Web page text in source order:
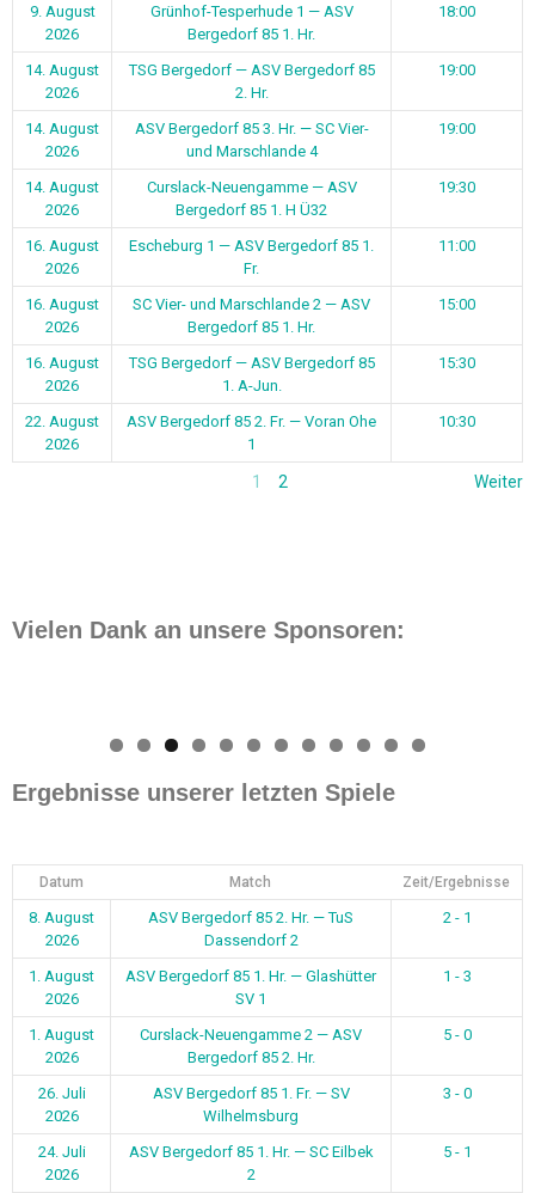
9. August
2026
Grünhof-Tesperhude 1 — ASV
Bergedorf 85 1. Hr.
18:00
14. August
2026
TSG Bergedorf — ASV Bergedorf 85
2. Hr.
19:00
14. August
2026
ASV Bergedorf 85 3. Hr. — SC Vier-
und Marschlande 4
19:00
14. August
2026
Curslack-Neuengamme — ASV
Bergedorf 85 1. H Ü32
19:30
16. August
2026
Escheburg 1 — ASV Bergedorf 85 1.
Fr.
11:00
16. August
2026
SC Vier- und Marschlande 2 — ASV
Bergedorf 85 1. Hr.
15:00
16. August
2026
TSG Bergedorf — ASV Bergedorf 85
1. A-Jun.
15:30
22. August
2026
ASV Bergedorf 85 2. Fr. — Voran Ohe
1
10:30
1 2 Weiter
Vielen Dank an unsere Sponsoren:
0 1 2
Ergebnisse unserer letzten Spiele
Datum Match Zeit/Ergebnisse
8. August
2026
ASV Bergedorf 85 2. Hr. — TuS
Dassendorf 2
2 - 1
1. August
2026
ASV Bergedorf 85 1. Hr. — Glashütter
SV 1
1 - 3
1. August
2026
Curslack-Neuengamme 2 — ASV
Bergedorf 85 2. Hr.
5 - 0
26. Juli
2026
ASV Bergedorf 85 1. Fr. — SV
Wilhelmsburg
3 - 0
24. Juli
2026
ASV Bergedorf 85 1. Hr. — SC Eilbek
2
5 - 1